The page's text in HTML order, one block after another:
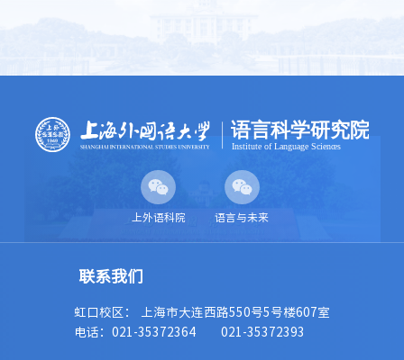
上外语科院 语言与未来
虹口校区： 上海市大连西路550号5号楼607室
电话：021-35372364
021-35372393